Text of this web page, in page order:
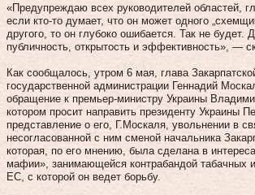
«Предупреждаю всех руководителей областей,
если кто-то думает, что он может одного
другого, то он глубоко ошибается. Так не будет.
публичность, открытость и эффективность», —
Как сообщалось, утром 6 мая, глава
государственной администрации Геннадий
обращение к премьер-министру Украины
котором просит направить президенту Украины
представление о его, Г.Москаля, увольнении в
несогласованной с ним сменой начальника
которая, по его мнению, была сделана в
мафии», занимающейся контрабандой табачных
ЕС, с которой он ведет борьбу.